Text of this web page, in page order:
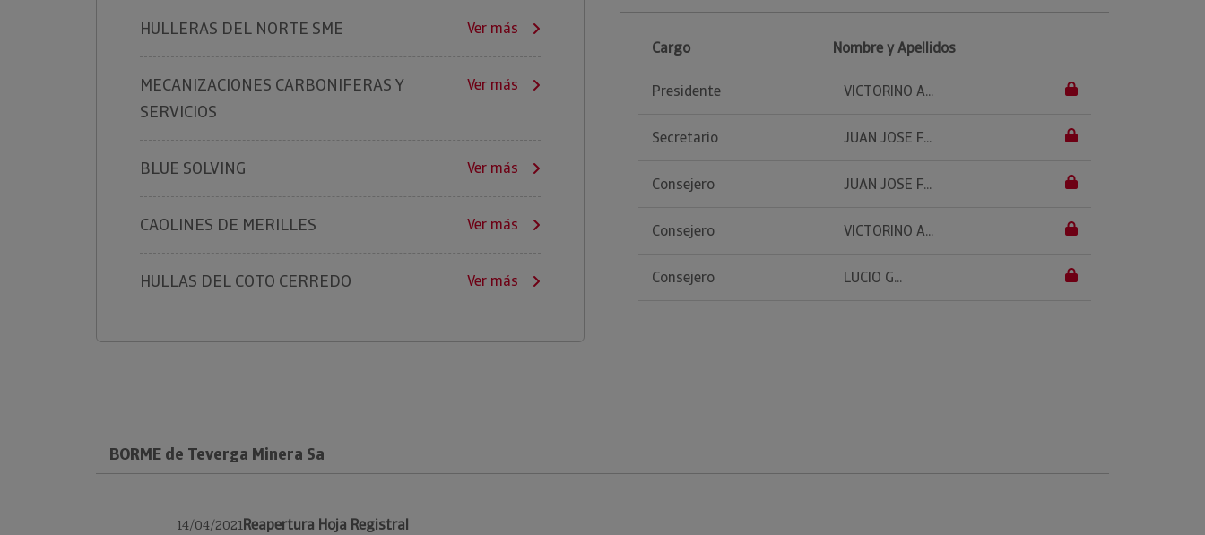
HULLERAS DEL NORTE SME Ver más
MECANIZACIONES CARBONIFERAS Y
SERVICIOS
Ver más
BLUE SOLVING Ver más
CAOLINES DE MERILLES Ver más
HULLAS DEL COTO CERREDO Ver más
Cargo Nombre y Apellidos
Presidente VICTORINO A...
Secretario JUAN JOSE F...
Consejero JUAN JOSE F...
Consejero VICTORINO A...
Consejero LUCIO G...
BORME de Teverga Minera Sa
14/04/2021Reapertura Hoja Registral